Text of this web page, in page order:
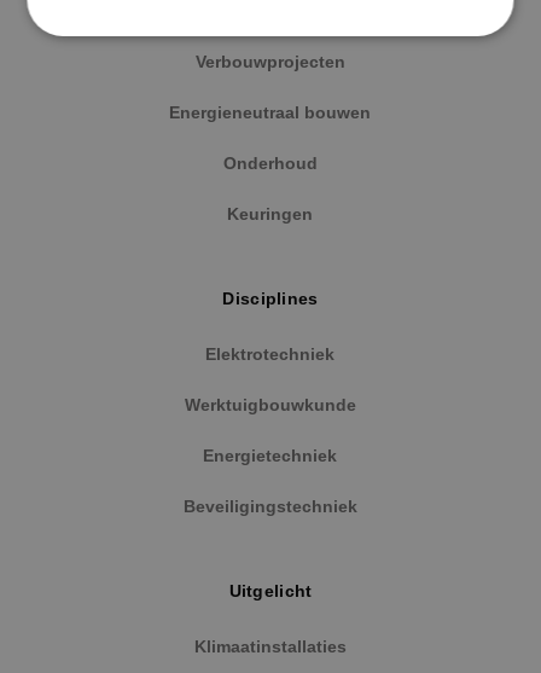
Werken en lerenVerbouwprojecten
Energieneutraal bouwen
Onderhoud
Keuringen
Disciplines
Elektrotechniek
Werktuigbouwkunde
Energietechniek
Beveiligingstechniek
Uitgelicht
Klimaatinstallaties
Functioneel
Niet-geclassificeerd
Strikt noodzakelijke cookies maken de
website kan niet goed worden gebruikt zonder de